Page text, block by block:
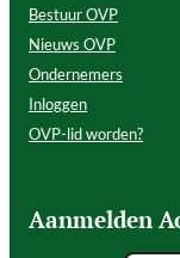
Bestuur OVP
Nieuws OVP
Ondernemers
Inloggen
OVP-lid worden?
Aanmelden